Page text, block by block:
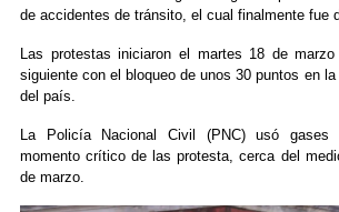
de accidentes de tránsito, el cual finalmente fue
Las protestas iniciaron el martes 18 de
siguiente con el bloqueo de unos 30 puntos en
del país.
La Policía Nacional Civil (PNC) usó gases
momento crítico de las protesta, cerca del
de marzo.